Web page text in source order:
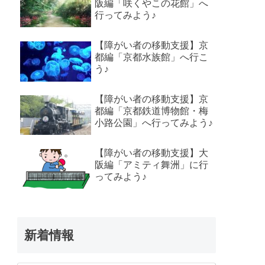
阪編「咲くやこの花館」へ
行ってみよう♪
【障がい者の移動支援】京
都編「京都水族館」へ行こ
う♪
【障がい者の移動支援】京
都編「京都鉄道博物館・梅
小路公園」へ行ってみよう♪
【障がい者の移動支援】大
阪編「アミティ舞洲」に行
ってみよう♪
新着情報